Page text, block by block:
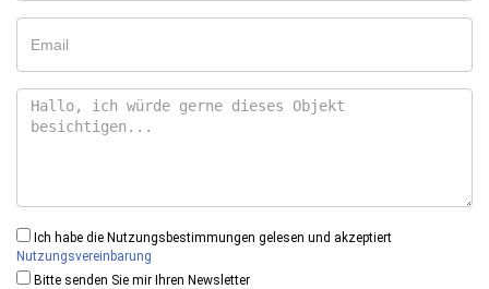
Ich habe die Nutzungsbestimmungen gelesen und akzeptiert
Nutzungsvereinbarung
Bitte senden Sie mir Ihren Newsletter